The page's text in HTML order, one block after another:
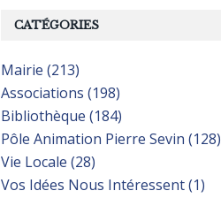
CATÉGORIES
Mairie (213)
Associations (198)
Bibliothèque (184)
Pôle Animation Pierre Sevin (128)
Vie Locale (28)
Vos Idées Nous Intéressent (1)